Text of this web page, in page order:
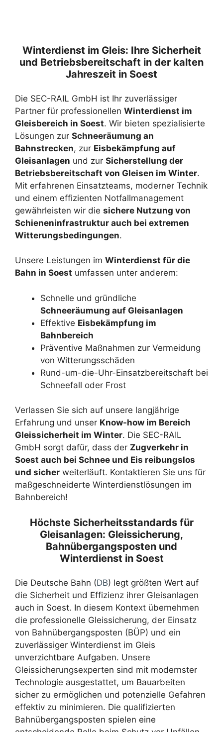
Winterdienst im Gleis: Ihre Sicherheit
und Betriebsbereitschaft in der kalten
Jahreszeit in Soest
Die SEC-RAIL GmbH ist Ihr zuverlässiger
Partner für professionellen Winterdienst im
Gleisbereich in Soest. Wir bieten spezialisierte
Lösungen zur Schneeräumung an
Bahnstrecken, zur Eisbekämpfung auf
Gleisanlagen und zur Sicherstellung der
Betriebsbereitschaft von Gleisen im Winter.
Mit erfahrenen Einsatzteams, moderner Technik
und einem effizienten Notfallmanagement
gewährleisten wir die sichere Nutzung von
Schieneninfrastruktur auch bei extremen
Witterungsbedingungen.
Unsere Leistungen im Winterdienst für die
Bahn in Soest umfassen unter anderem:
Schnelle und gründliche
Schneeräumung auf Gleisanlagen
Effektive Eisbekämpfung im
Bahnbereich
Präventive Maßnahmen zur Vermeidung
von Witterungsschäden
Rund-um-die-Uhr-Einsatzbereitschaft bei
Schneefall oder Frost
Verlassen Sie sich auf unsere langjährige
Erfahrung und unser Know-how im Bereich
Gleissicherheit im Winter. Die SEC-RAIL
GmbH sorgt dafür, dass der Zugverkehr in
Soest auch bei Schnee und Eis reibungslos
und sicher weiterläuft. Kontaktieren Sie uns für
maßgeschneiderte Winterdienstlösungen im
Bahnbereich!
Höchste Sicherheitsstandards für
Gleisanlagen: Gleissicherung,
Bahnübergangsposten und
Winterdienst in Soest
Die Deutsche Bahn (DB) legt größten Wert auf
die Sicherheit und Effizienz ihrer Gleisanlagen
auch in Soest. In diesem Kontext übernehmen
die professionelle Gleissicherung, der Einsatz
von Bahnübergangsposten (BÜP) und ein
zuverlässiger Winterdienst im Gleis
unverzichtbare Aufgaben. Unsere
Gleissicherungsexperten sind mit modernster
Technologie ausgestattet, um Bauarbeiten
sicher zu ermöglichen und potenzielle Gefahren
effektiv zu minimieren. Die qualifizierten
Bahnübergangsposten spielen eine